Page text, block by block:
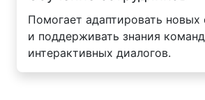
Помогает адаптировать новых
и поддерживать знания
интерактивных диалогов.